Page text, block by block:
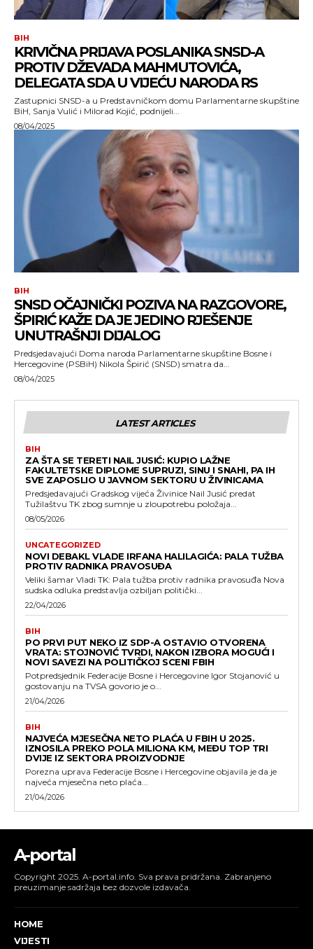
BIH
KRIVIČNA PRIJAVA POSLANIKA SNSD-A
PROTIV DŽEVADA MAHMUTOVIĆA,
DELEGATA SDA U VIJEĆU NARODA RS
Zastupnici SNSD-a u Predstavničkom domu Parlamentarne skupštine
BiH, Sanja Vulić i Milorad Kojić, podnijeli...
08/04/2025
BIH
SNSD OČAJNIČKI POZIVA NA RAZGOVORE,
ŠPIRIĆ KAŽE DA JE JEDINO RJEŠENJE
UNUTRAŠNJI DIJALOG
Predsjedavajući Doma naroda Parlamentarne skupštine Bosne i
Hercegovine (PSBiH) Nikola Špirić (SNSD) smatra da...
08/04/2025
LATEST ARTICLES
BIH
ZA ŠTA SE TERETI NAIL JUSIĆ: KUPIO LAŽNE
FAKULTETSKE DIPLOME SUPRUZI, SINU I SNAHI, PA IH
SVE ZAPOSLIO U JAVNOM SEKTORU U ŽIVINICAMA
Predsjedavajući Gradskog vijeća Živinice Nail Jusić predat
Tužilaštvu TK zbog sumnje u zloupotrebu položaja...
08/05/2026
UNCATEGORIZED
NOVI DEBAKL VLADE IRFANA HALILAGIĆA: PALA TUŽBA
PROTIV RADNIKA PRAVOSUĐA
Veliki šamar Vladi TK: Pala tužba protiv radnika pravosuđa Nova
sudska odluka predstavlja ozbiljan politički...
22/04/2026
BIH
PO PRVI PUT NEKO IZ SDP-A OSTAVIO OTVORENA
VRATA: STOJNOVIĆ TVRDI, NAKON IZBORA MOGUĆI I
NOVI SAVEZI NA POLITIČKOJ SCENI FBIH
Potpredsjednik Federacije Bosne i Hercegovine Igor Stojanović u
gostovanju na TVSA govorio je o...
21/04/2026
BIH
NAJVEĆA MJESEČNA NETO PLAĆA U FBIH U 2025.
IZNOSILA PREKO POLA MILIONA KM, MEĐU TOP TRI
DVIJE IZ SEKTORA PROIZVODNJE
Porezna uprava Federacije Bosne i Hercegovine objavila je da je
najveća mjesečna neto plaća...
21/04/2026
A-portal
Copyright 2025. A-portal.info. Sva prava pridržana. Zabranjeno
preuzimanje sadržaja bez dozvole izdavača.
HOME
VIJESTI